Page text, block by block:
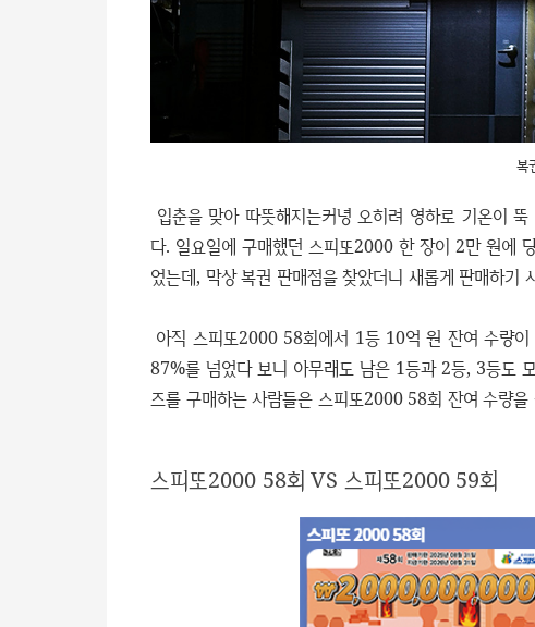
복
입춘을 맞아 따뜻해지는커녕 오히려 영하로 기온이
다. 일요일에 구매했던 스피또2000 한 장이 2만 원에
었는데, 막상 복권 판매점을 찾았더니 새롭게 판매하
아직 스피또2000 58회에서 1등 10억 원 잔여 수량
87%를 넘었다 보니 아무래도 남은 1등과 2등, 3등도
즈를 구매하는 사람들은 스피또2000 58회 잔여 수량
스피또2000 58회 VS 스피또2000 59회